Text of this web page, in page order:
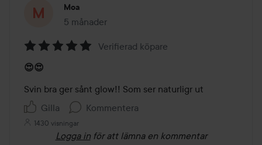
Moa
5 månader
Inlägget skapades 5 månader
5
av
5
Verifierad köpare
😍😍
Svin bra ger sånt glow!! Som ser naturligr ut
Gilla
Kommentera
1430 visningar
Logga in för att lämna en kommentar